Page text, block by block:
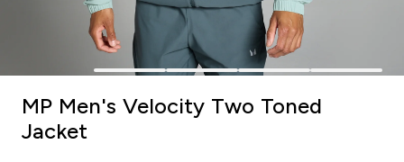
MP Men's Velocity Two Toned
Jacket